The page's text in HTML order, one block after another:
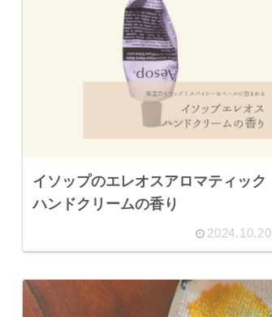
イソップのエレオスアロマティック
ハンドクリームの香り
2024.10.20